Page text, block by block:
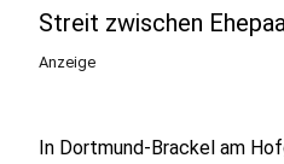
Streit zwischen
Anzeige
In Dortmund-Brackel am